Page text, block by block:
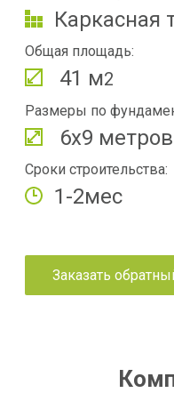
Каркасная
Общая площадь:
41 м2
Размеры по
6х9 метров
Сроки строительства:
1-2мес
Заказать